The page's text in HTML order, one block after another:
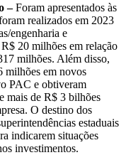
–Foram apresentados às
realizados em 2023
engenharia e
20 milhões em relação
milhões. Além disso,
milhões em novos
PAC e obtiveram
mais de R$ 3 bilhões
O destino dos
estaduais
indicarem situações
investimentos.